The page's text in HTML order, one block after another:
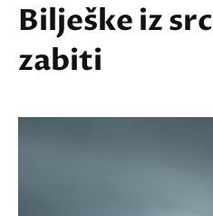
Bilješke iz
zabiti